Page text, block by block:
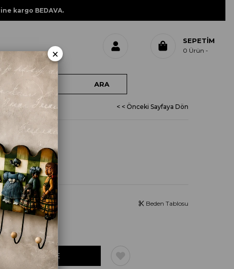
kargo BEDAVA.
SEPETIM
0 Ürün
< < Önceki Sayfaya Dön
207
Beden Tablosu
×